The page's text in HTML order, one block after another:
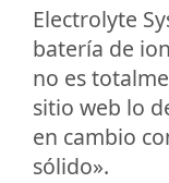
Electrolyte
batería de
no es
sitio web lo
en cambio
sólido».